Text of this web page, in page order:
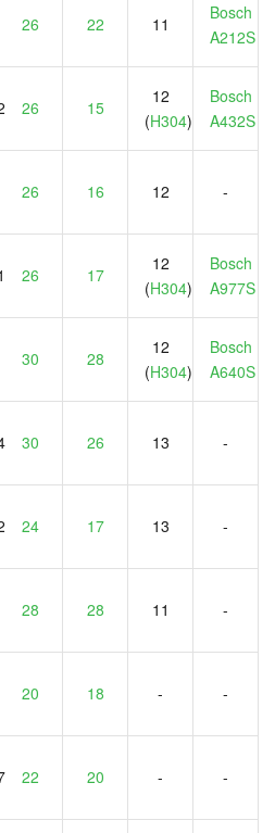
26 22 11
Bosch
A212S
26 15
12
(H304)
Bosch
A432S
26 16 12 -
26 17
12
(H304)
Bosch
A977S
30 28
12
(H304)
Bosch
A640S
30 26 13 -
24 17 13 -
28 28 11 -
20 18 - -
22 20 - -